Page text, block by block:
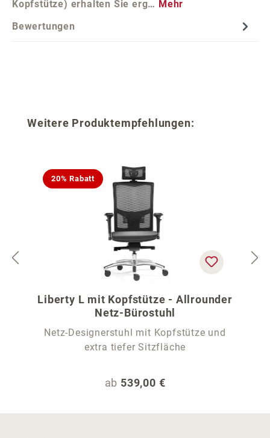
Kopfstütze) erhalten Sie erg… Mehr
Bewertungen
Produktgalerie überspringen
Weitere Produktempfehlungen:
20% Rabatt
Liberty L mit Kopfstütze - Allrounder
Netz-Bürostuhl
Netz-Designerstuhl mit Kopfstütze und
extra tiefer Sitzfläche
Regulärer Preis:
ab 539,00 €